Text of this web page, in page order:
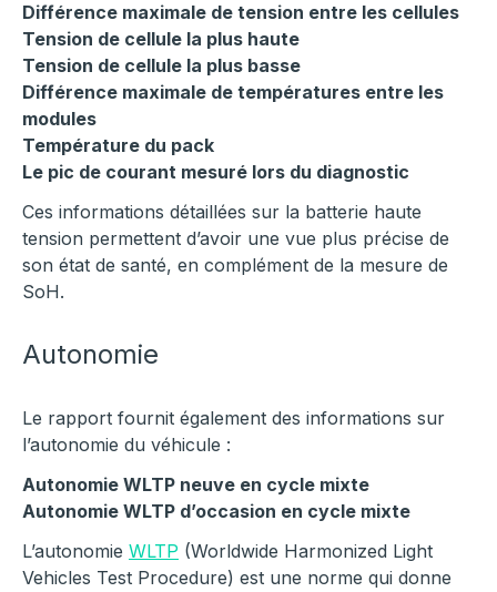
Différence maximale de tension entre les cellules
Tension de cellule la plus haute
Tension de cellule la plus basse
Différence maximale de températures entre les
modules
Température du pack
Le pic de courant mesuré lors du diagnostic
Ces informations détaillées sur la batterie haute
tension permettent d’avoir une vue plus précise de
son état de santé, en complément de la mesure de
SoH.
Autonomie
Le rapport fournit également des informations sur
l’autonomie du véhicule :
Autonomie WLTP neuve en cycle mixte
Autonomie WLTP d’occasion en cycle mixte
L’autonomie WLTP (Worldwide Harmonized Light
Vehicles Test Procedure) est une norme qui donne